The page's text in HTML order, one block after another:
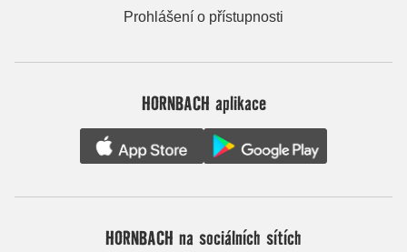
Prohlášení o přístupnosti
HORNBACH aplikace
HORNBACH na sociálních sítích